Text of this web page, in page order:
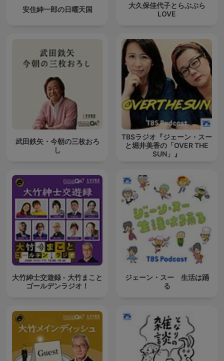
安住紳一郎の日曜天国
大久保佳代子とらぶぶら
LOVE
武田鉄矢・今朝の三枚おろ
し
TBSラジオ『ジェーン・スー
と堀井美香の「OVER THE
SUN」』
大竹紳士交遊録 - 大竹まこと
ゴールデンラジオ！
ジェーン・スー 生活は踊
る